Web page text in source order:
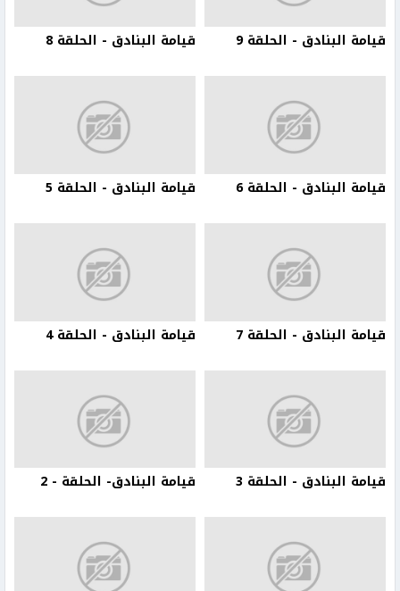
قيامة البنادق - الحلقة 9 قيامة البنادق - الحلقة 8
قيامة البنادق - الحلقة 6 قيامة البنادق - الحلقة 5
قيامة البنادق - الحلقة 7 قيامة البنادق - الحلقة 4
قيامة البنادق - الحلقة 3 قيامة البنادق- الحلقة - 2